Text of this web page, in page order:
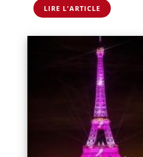
LIRE L'ARTICLE